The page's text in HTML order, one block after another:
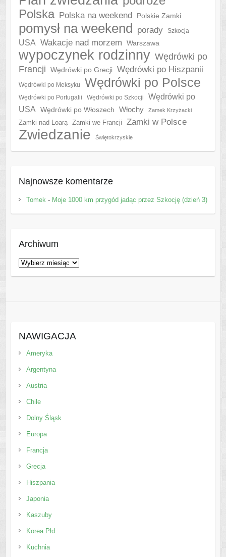
Polska Polska na weekend Polskie Zamki
pomysł na weekend porady Szkocja
USA Wakacje nad morzem Warszawa
wypoczynek rodzinny Wędrówki po
Francji
Wędrówki po Grecji Wędrówki po Hiszpanii
Wędrówki po Meksyku Wędrówki po Polsce
Wędrówki po Portugalii Wędrówki po Szkocji
Wędrówki po
USA
Wędrówki po Włoszech Włochy Zamek Krzyżacki
Zamki nad Loarą Zamki we Francji Zamki w Polsce
Zwiedzanie Świętokrzyskie
Najnowsze komentarze
Tomek - Moje 1000 km przygód jadąc przez Szkocję (dzień 3)
Archiwum
Archiwum
NAWIGACJA
Ameryka
Argentyna
Austria
Chile
Dolny Śląsk
Europa
Francja
Grecja
Hiszpania
Japonia
Kaszuby
Korea Płd
Kuchnia